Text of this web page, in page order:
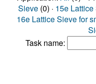
Sieve (0) · 15e
16e Lattice Sieve for
Task name: